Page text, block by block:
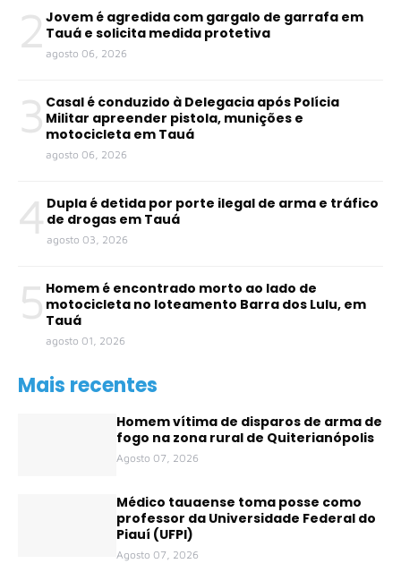
2 Jovem é agredida com gargalo de garrafa em
Tauá e solicita medida protetiva
agosto 06, 2026
3 Casal é conduzido à Delegacia após Polícia
Militar apreender pistola, munições e
motocicleta em Tauá
agosto 06, 2026
4 Dupla é detida por porte ilegal de arma e tráfico
de drogas em Tauá
agosto 03, 2026
5 Homem é encontrado morto ao lado de
motocicleta no loteamento Barra dos Lulu, em
Tauá
agosto 01, 2026
Mais recentes
Homem vítima de disparos de arma de
fogo na zona rural de Quiterianópolis
Agosto 07, 2026
Médico tauaense toma posse como
professor da Universidade Federal do
Piauí (UFPI)
Agosto 07, 2026